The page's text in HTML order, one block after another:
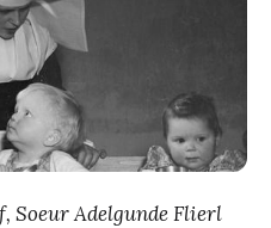
Soeur Adelgunde Flierl